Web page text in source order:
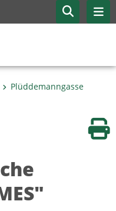
Plüddemanngasse